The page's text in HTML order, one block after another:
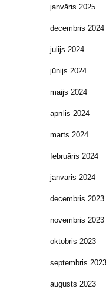
janvāris 2025
decembris 2024
jūlijs 2024
jūnijs 2024
maijs 2024
aprīlis 2024
marts 2024
februāris 2024
janvāris 2024
decembris 2023
novembris 2023
oktobris 2023
septembris 2023
augusts 2023